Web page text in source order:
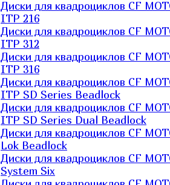
Диски для квадроциклов CF
ITP 216
Диски для квадроциклов CF
ITP 312
Диски для квадроциклов CF
ITP 316
Диски для квадроциклов CF
ITP SD Series Beadlock
Диски для квадроциклов CF
ITP SD Series Dual Beadlock
Диски для квадроциклов CF
Lok Beadlock
Диски для квадроциклов CF
System Six